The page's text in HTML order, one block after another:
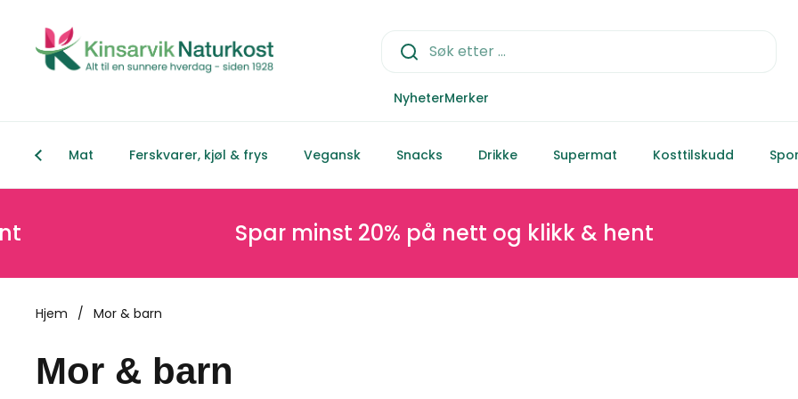
NyheterMerker
Mat Ferskvarer, kjøl & frys Vegansk Snacks Drikke Supermat Kosttilskudd
Spar minst 20% på nett og klikk & hent
Hjem / Mor & barn
Mor & barn